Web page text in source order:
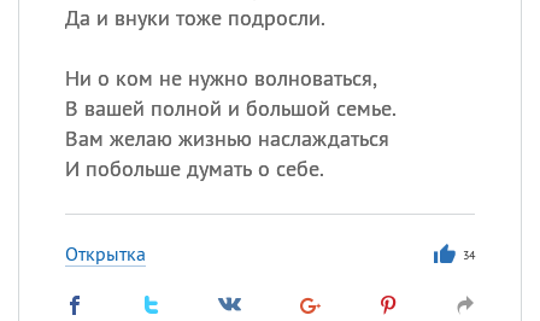
Да и внуки тоже подросли.
Ни о ком не нужно волноваться,
В вашей полной и большой семье.
Вам желаю жизнью наслаждаться
И побольше думать о себе.
Открытка 34